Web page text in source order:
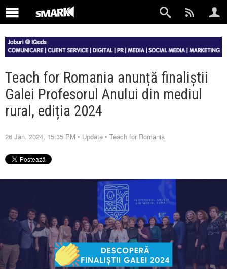
Teach for Romania anunță finaliștii
Galei Profesorul Anului din mediul
rural, ediția 2024
26 Jan. 2024, 15:35 PM • Update • Teach for Romania